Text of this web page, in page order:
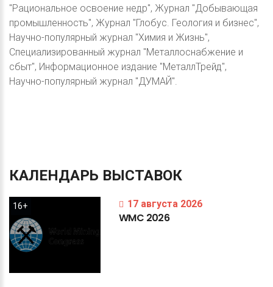
"Рациональное освоение недр", Журнал "Добывающая
промышленность", Журнал "Глобус. Геология и бизнес",
Научно-популярный журнал "Химия и Жизнь",
Специализированный журнал "Металлоснабжение и
сбыт", Информационное издание "МеталлТрейд",
Научно-популярный журнал "ДУМАЙ".
КАЛЕНДАРЬ ВЫСТАВОК
16+ 17 августа 2026
WMC 2026